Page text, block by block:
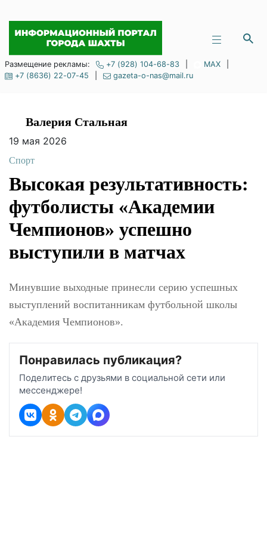
Размещение рекламы: +7 (928) 104-68-83 MAX
+7 (8636) 22-07-45
gazeta-o-nas@mail.ru
Валерия Стальная
19 мая 2026
Спорт
Высокая результативность:
футболисты «Академии
Чемпионов» успешно
выступили в матчах
Минувшие выходные принесли серию успешных
выступлений воспитанникам футбольной школы
«Академия Чемпионов».
Понравилась публикация?
Поделитесь с друзьями в социальной сети или
мессенджере!